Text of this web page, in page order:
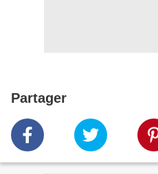
Partager